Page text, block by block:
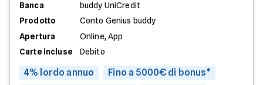
Banca
buddy UniCredit
Prodotto
Conto Genius buddy
Apertura
Online, App
Carte incluse
Debito
4% lordo annuo
Fino a 5000€ di bonus*